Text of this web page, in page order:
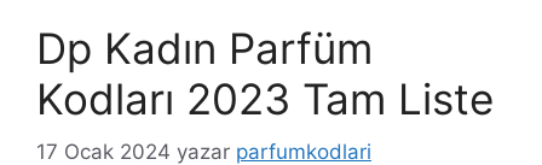
Dp Kadın Parfüm
Kodları 2023 Tam Liste
17 Ocak 2024 yazar parfumkodlari